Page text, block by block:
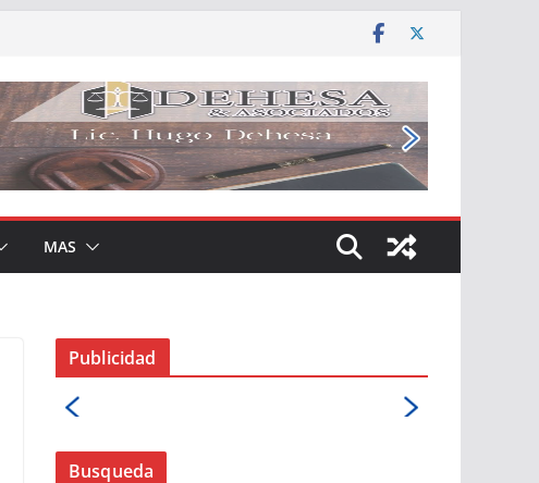
MAS
Publicidad